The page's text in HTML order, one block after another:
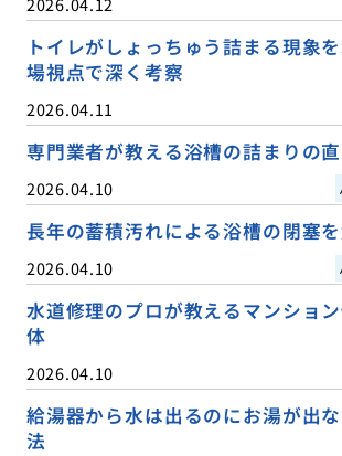
トイレがしょっちゅう詰まる現象
場視点で深く考察
2026.04.11
専門業者が教える浴槽の詰まりの
2026.04.10
長年の蓄積汚れによる浴槽の閉塞
2026.04.10
水道修理のプロが教えるマンショ
体
2026.04.10
給湯器から水は出るのにお湯が出
法